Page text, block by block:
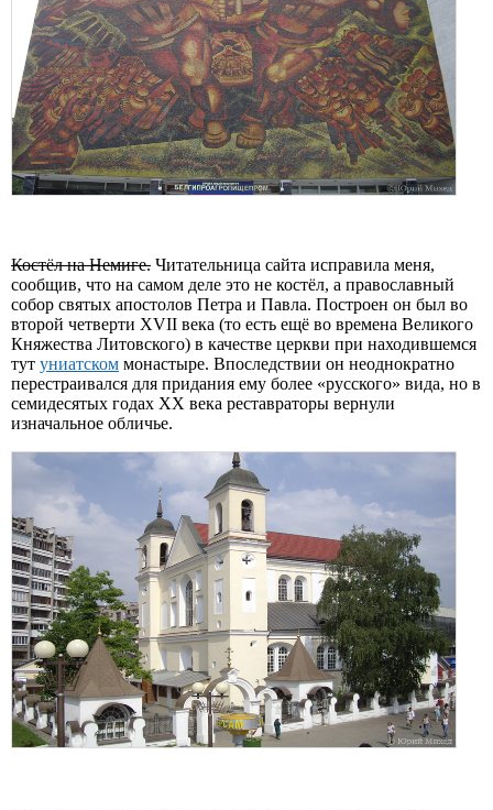
Костёл на Немиге. Читательница сайта исправила меня,
сообщив, что на самом деле это не костёл, а православный
собор святых апостолов Петра и Павла. Построен он был во
второй четверти XVII века (то есть ещё во времена Великого
Княжества Литовского) в качестве церкви при находившемся
тут униатском монастыре. Впоследствии он неоднократно
перестраивался для придания ему более «русского» вида, но в
семидесятых годах XX века реставраторы вернули
изначальное обличье.